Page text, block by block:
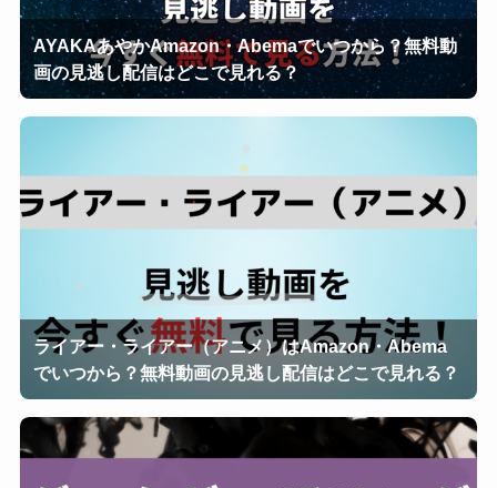
AYAKAあやかAmazon・Abemaでいつから？無料動
画の見逃し配信はどこで見れる？
ライアー・ライアー（アニメ）はAmazon・Abema
でいつから？無料動画の見逃し配信はどこで見れる？